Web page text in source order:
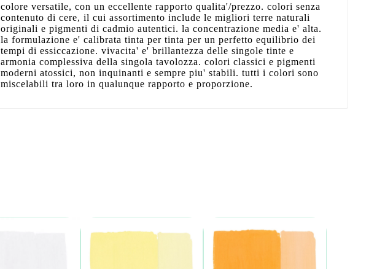
colore versatile, con un eccellente rapporto qualita'/prezzo. colori senza
contenuto di cere, il cui assortimento include le migliori terre naturali
originali e pigmenti di cadmio autentici. la concentrazione media e' alta.
la formulazione e' calibrata tinta per tinta per un perfetto equilibrio dei
tempi di essiccazione. vivacita' e' brillantezza delle singole tinte e
armonia complessiva della singola tavolozza. colori classici e pigmenti
moderni atossici, non inquinanti e sempre piu' stabili. tutti i colori sono
miscelabili tra loro in qualunque rapporto e proporzione.